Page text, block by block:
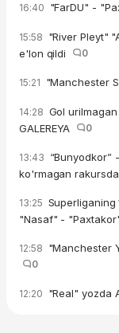
16:40 "FarDU" -
15:58 "River Pleyt"
e'lon qildi
0
15:21 "Manchester
14:28 Gol
GALEREYA
0
13:43 “Bunyodkor”
ko'rmagan
13:25
"Nasaf" -
12:58 "Manchester
0
12:20 "Real" yozda